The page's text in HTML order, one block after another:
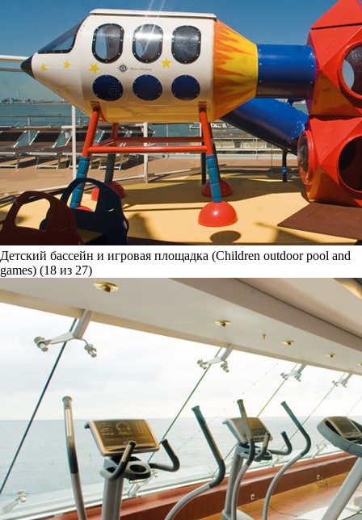
Детский бассейн и игровая площадка (Children outdoor pool and
games) (18 из 27)